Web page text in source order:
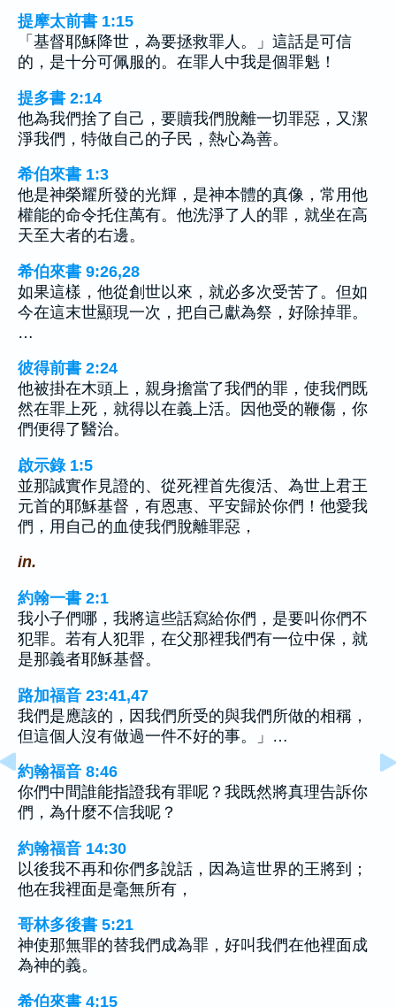
提摩太前書 1:15
「基督耶穌降世，為要拯救罪人。」這話是可信
的，是十分可佩服的。在罪人中我是個罪魁！
提多書 2:14
他為我們捨了自己，要贖我們脫離一切罪惡，又潔
淨我們，特做自己的子民，熱心為善。
希伯來書 1:3
他是神榮耀所發的光輝，是神本體的真像，常用他
權能的命令托住萬有。他洗淨了人的罪，就坐在高
天至大者的右邊。
希伯來書 9:26,28
如果這樣，他從創世以來，就必多次受苦了。但如
今在這末世顯現一次，把自己獻為祭，好除掉罪。
…
彼得前書 2:24
他被掛在木頭上，親身擔當了我們的罪，使我們既
然在罪上死，就得以在義上活。因他受的鞭傷，你
們便得了醫治。
啟示錄 1:5
並那誠實作見證的、從死裡首先復活、為世上君王
元首的耶穌基督，有恩惠、平安歸於你們！他愛我
們，用自己的血使我們脫離罪惡，
in.
約翰一書 2:1
我小子們哪，我將這些話寫給你們，是要叫你們不
犯罪。若有人犯罪，在父那裡我們有一位中保，就
是那義者耶穌基督。
路加福音 23:41,47
我們是應該的，因我們所受的與我們所做的相稱，
但這個人沒有做過一件不好的事。」…
約翰福音 8:46
你們中間誰能指證我有罪呢？我既然將真理告訴你
們，為什麼不信我呢？
約翰福音 14:30
以後我不再和你們多說話，因為這世界的王將到；
他在我裡面是毫無所有，
哥林多後書 5:21
神使那無罪的替我們成為罪，好叫我們在他裡面成
為神的義。
希伯來書 4:15